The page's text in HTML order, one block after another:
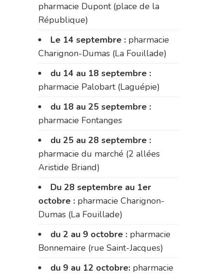
pharmacie Dupont (place de la
République)
Le 14 septembre : pharmacie
Charignon-Dumas (La Fouillade)
du 14 au 18 septembre :
pharmacie Palobart (Laguépie)
du 18 au 25 septembre :
pharmacie Fontanges
du 25 au 28 septembre :
pharmacie du marché (2 allées
Aristide Briand)
Du 28 septembre au 1er
octobre : pharmacie Charignon-
Dumas (La Fouillade)
du 2 au 9 octobre : pharmacie
Bonnemaire (rue Saint-Jacques)
du 9 au 12 octobre: pharmacie